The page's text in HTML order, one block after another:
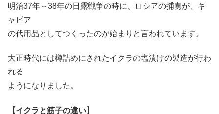
明治37年～38年の日露戦争の時に、ロシアの捕虜が、キ
ャビア
の代用品としてつくったのが始まりと言われています。
大正時代には樽詰めにされたイクラの塩漬けの製造が行わ
れる
ようになりました。
【イクラと筋子の違い】